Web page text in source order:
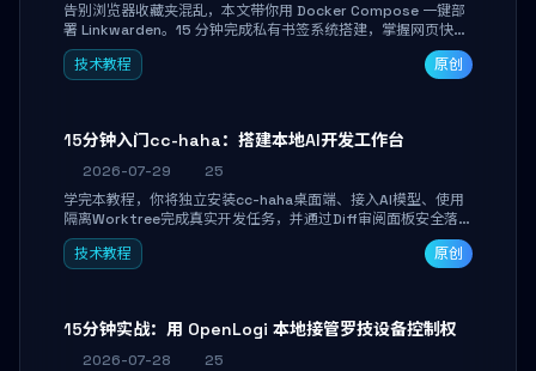
告别浏览器收藏夹混乱，本文带你用 Docker Compose 一键部
署 Linkwarden。15 分钟完成私有书签系统搭建，掌握网页快照
归档、高亮批注、分类管理与全文搜索。适合开发者与知识工作
者打造个人知识库，资料统一归档，随时检索。
技术教程 原创
15分钟入门cc-haha：搭建本地AI开发工作台
2026-07-29
25
学完本教程，你将独立安装cc-haha桌面端、接入AI模型、使用
隔离Worktree完成真实开发任务，并通过Diff审阅面板安全落地
AI代码改写。告别终端黑盒操作，让AI在沙箱环境中工作，你只
做审阅和决策。
技术教程 原创
15分钟实战：用 OpenLogi 本地接管罗技设备控制权
2026-07-28
25